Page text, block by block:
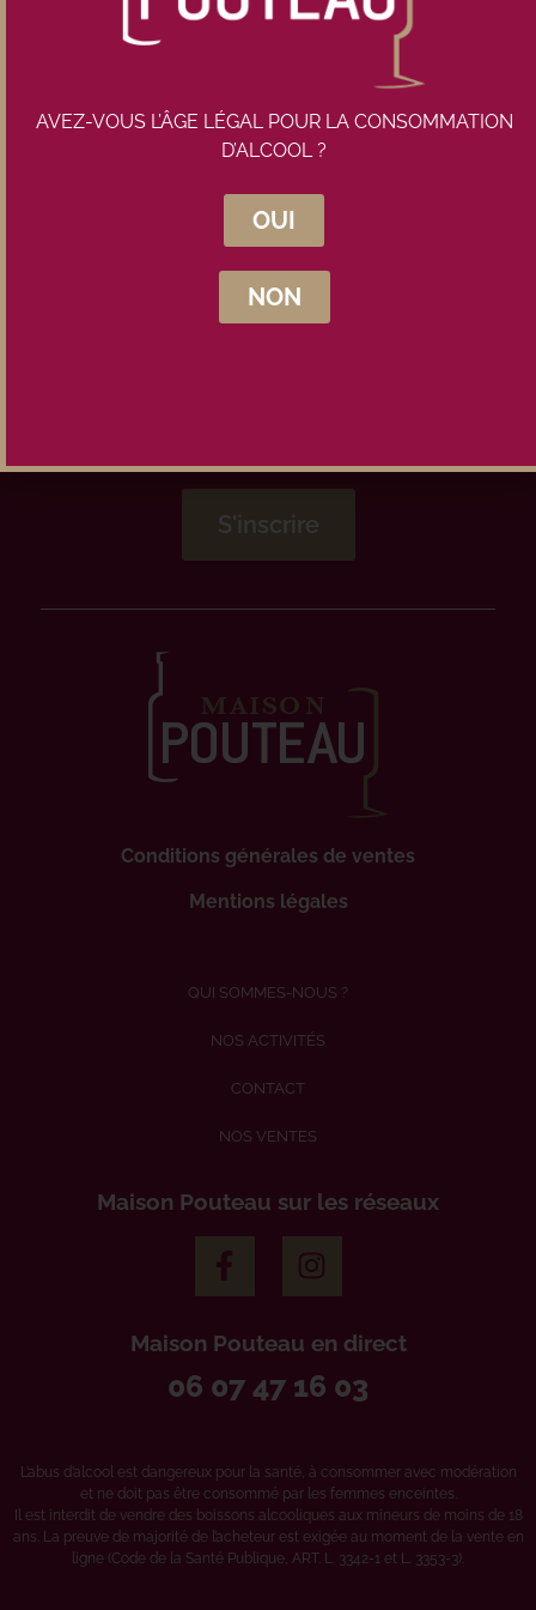
Inscrivez-vous à la newsletter
Maison Pouteau
Conditions générales de ventes
Mentions légales
QUI SOMMES-NOUS ?
NOS ACTIVITÉS
CONTACT
NOS VENTES
Maison Pouteau sur les réseaux
Maison Pouteau en direct
06 07 47 16 03
L’abus d’alcool est dangereux pour la santé, à consommer avec modération
et ne doit pas être consommé par les femmes enceintes.
Il est interdit de vendre des boissons alcooliques aux mineurs de moins de 18
ans. La preuve de majorité de l’acheteur est exigée au moment de la vente en
ligne (Code de la Santé Publique, ART. L. 3342-1 et L. 3353-3).
AVEZ-VOUS L’ÂGE LÉGAL POUR LA CONSOMMATION
D’ALCOOL ?
OUI
NON